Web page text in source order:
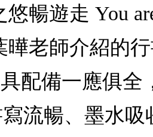
暢遊走 You
老師介紹的
配備一應俱
流暢、墨水